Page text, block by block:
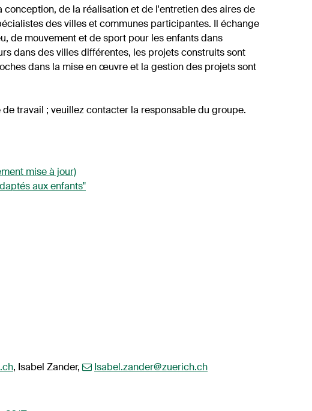
de la réalisation et de l'entretien des aires de
des villes et communes participantes. Il échange
de mouvement et de sport pour les enfants dans
dans des villes différentes, les projets construits sont
dans la mise en œuvre et la gestion des projets sont
travail ; veuillez contacter la responsable du groupe.
mise à jour)
aux enfants"
, Isabel Zander, Isabel.zander@zuerich.ch